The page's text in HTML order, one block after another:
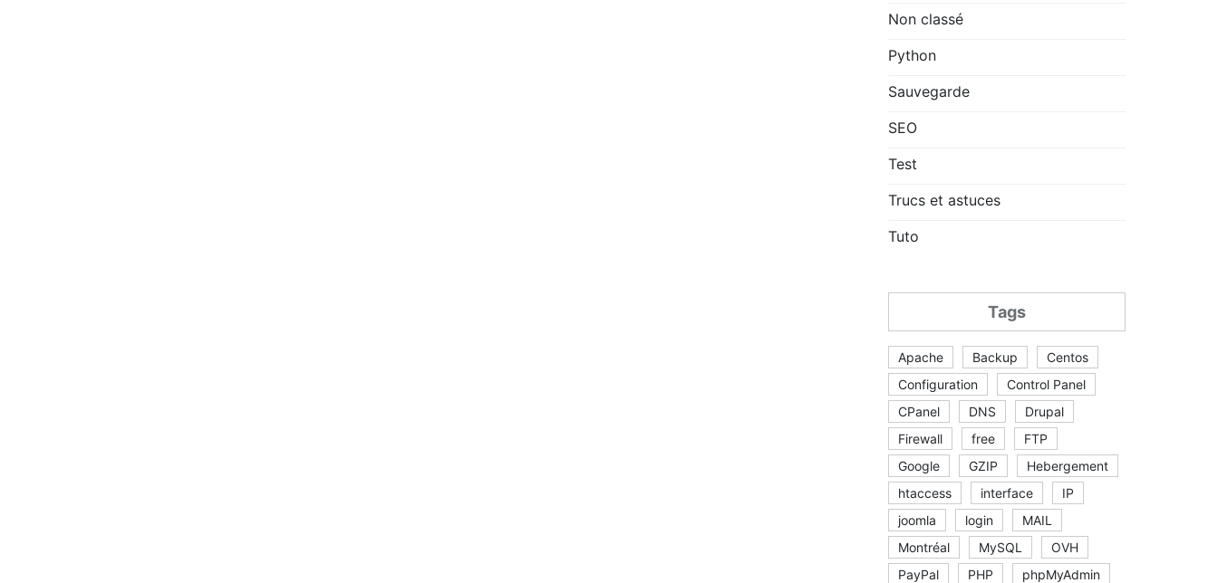
Non classé
Python
Sauvegarde
SEO
Test
Trucs et astuces
Tuto
Tags
Apache Backup
Centos
Configuration
Control Panel
CPanel
DNS
Drupal
Firewall
free
FTP
Google
GZIP
Hebergement
htaccess
interface
IP
joomla
login
MAIL
Montréal
MySQL
OVH
PayPal
PHP
phpMyAdmin